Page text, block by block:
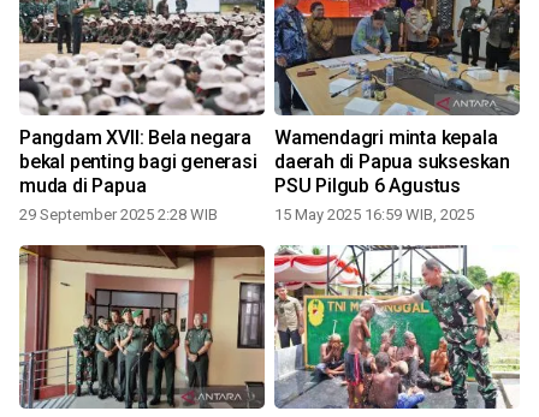
Pangdam XVII: Bela negara
bekal penting bagi generasi
muda di Papua
29 September 2025 2:28 WIB
Wamendagri minta kepala
daerah di Papua sukseskan
PSU Pilgub 6 Agustus
15 May 2025 16:59 WIB, 2025